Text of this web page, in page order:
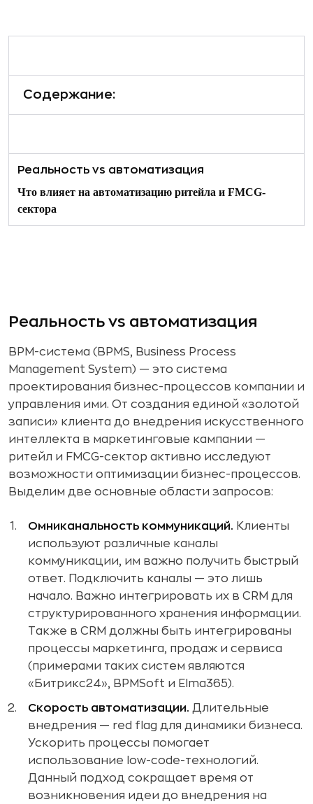
Содержание:
Реальность vs автоматизация
Что влияет на автоматизацию ритейла и FMCG-
сектора
Реальность vs автоматизация
BPM-система (BPMS, Business Process
Management System) — это система
проектирования бизнес-процессов компании и
управления ими. От создания единой «золотой
записи» клиента до внедрения искусственного
интеллекта в маркетинговые кампании —
ритейл и FMCG-сектор активно исследуют
возможности оптимизации бизнес-процессов.
Выделим две основные области запросов:
Омниканальность коммуникаций. Клиенты
используют различные каналы
коммуникации, им важно получить быстрый
ответ. Подключить каналы — это лишь
начало. Важно интегрировать их в CRM для
структурированного хранения информации.
Также в CRM должны быть интегрированы
процессы маркетинга, продаж и сервиса
(примерами таких систем являются
«Битрикс24», BPMSoft и Elma365).
Скорость автоматизации. Длительные
внедрения — red flag для динамики бизнеса.
Ускорить процессы помогает
использование low-code-технологий.
Данный подход сокращает время от
возникновения идеи до внедрения на